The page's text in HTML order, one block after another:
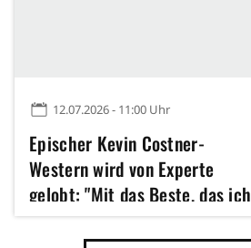
12.07.2026 - 11:00 Uhr
Epischer Kevin Costner-
Western wird von Experte
gelobt: "Mit das Beste, das ich
je gesehen habe"